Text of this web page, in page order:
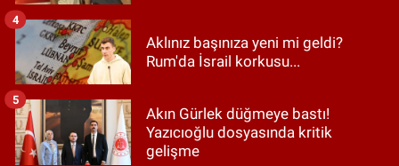
Aklınız başınıza yeni mi geldi?
Rum'da İsrail korkusu...
4
Akın Gürlek düğmeye bastı!
Yazıcıoğlu dosyasında kritik
gelişme
5